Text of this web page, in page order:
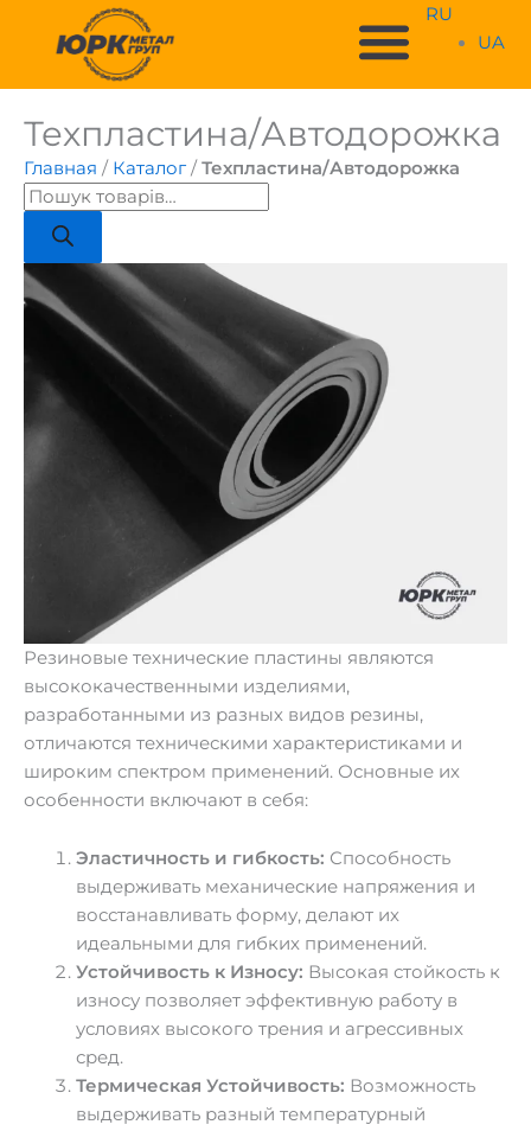
содержимому
RU
UA
Техпластина/Автодорожка
Главная / Каталог / Техпластина/Автодорожка
Поиск
Резиновые технические пластины являются
высококачественными изделиями,
разработанными из разных видов резины,
отличаются техническими характеристиками и
широким спектром применений. Основные их
особенности включают в себя:
Эластичность и гибкость: Способность
выдерживать механические напряжения и
восстанавливать форму, делают их
идеальными для гибких применений.
Устойчивость к Износу: Высокая стойкость к
износу позволяет эффективную работу в
условиях высокого трения и агрессивных
сред.
Термическая Устойчивость: Возможность
выдерживать разный температурный